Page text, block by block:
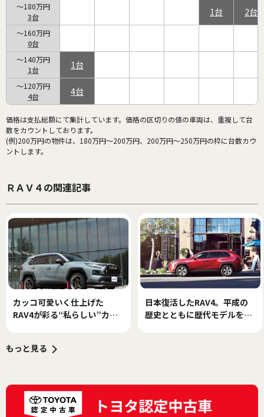
～180万円
3
1 2
～160万円
0
～140万円
1
1
～120万円
4
4
価格は支払総額にて集計しています。価格の区切りの値の車両は、重複して台
数をカウントしております。
(例)200万円の物件は、180万円～200万円、200万円～250万円の枠に台数カウ
ントします。
ＲＡＶ４の関連記事
カッコ可愛いく仕上げた
RAV4が彩る“私らしい”カー
日本復活したRAV4。平成の
歴史とともに歴代モデルを振
もっと見る